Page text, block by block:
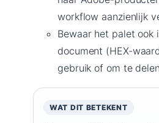
workflow aanzienlijk
Bewaar het palet ook
document (HEX-
gebruik of om te
WAT DIT BETEKENT